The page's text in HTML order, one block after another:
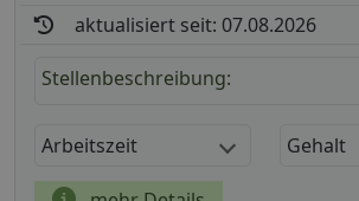
aktualisiert seit: 07.08.2026
Stellenbeschreibung:
Arbeitszeit Gehalt